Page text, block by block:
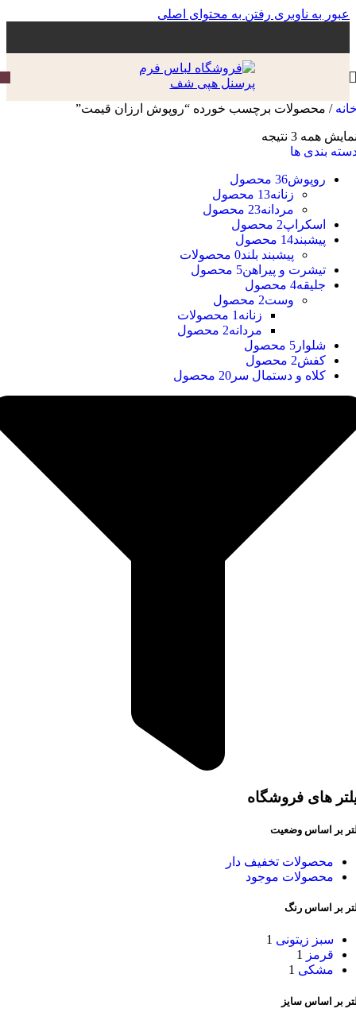
عبور به ناوبری رفتن به محتوای اصلی
/ محصولات برچسب خورده “روپوش ارزان قیمت”
همه 3 نتیجه
بندی ها
روپوش36 محصول
زنانه13 محصول
مردانه23 محصول
اسکراپ2 محصول
پیشبند14 محصول
پیشبند بلند0 محصولات
تیشرت و پیراهن5 محصول
جلیقه4 محصول
وست2 محصول
زنانه 1 محصولات
مردانه2 محصول
شلوار 5 محصول
کفش2 محصول
کلاه و دستمال سر 20 محصول
های فروشگاه
بر اساس وضعیت
محصولات تخفیف دار
محصولات موجود
بر اساس رنگ
سبز زیتونی 1
قرمز 1
مشکی 1
بر اساس سایز